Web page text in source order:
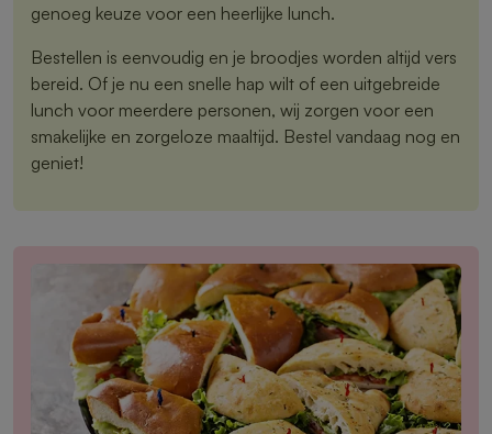
genoeg keuze voor een heerlijke lunch.
Bestellen is eenvoudig en je broodjes worden altijd vers
bereid. Of je nu een snelle hap wilt of een uitgebreide
lunch voor meerdere personen, wij zorgen voor een
smakelijke en zorgeloze maaltijd. Bestel vandaag nog en
geniet!